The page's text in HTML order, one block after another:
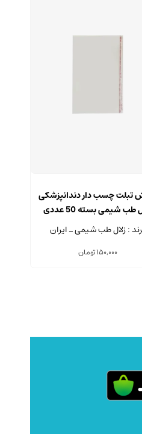
تبلت چسب دار دندانپزشکی
طب شیمی بسته 50 عددی
: زلال طب شیمی ـ ایران
150,000تومان